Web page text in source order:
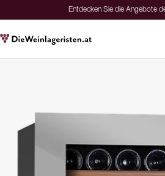
Entdecken Sie die Angebote